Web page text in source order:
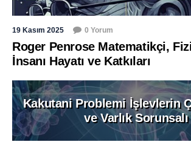
19 Kasım 2025 0 Yorum
Roger Penrose Matematikçi,
İnsanı Hayatı ve Katkıları
Kakutani Problemi İşlevlerin
ve Varlık Sorunsalı